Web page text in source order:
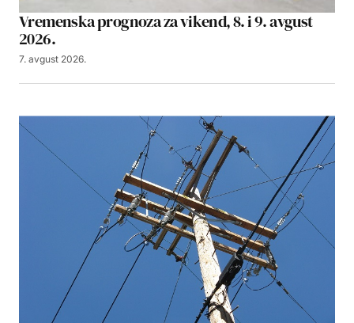
Vremenska prognoza za vikend, 8. i 9. avgust
2026.
7. avgust 2026.